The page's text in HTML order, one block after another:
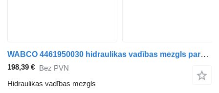
WABCO 4461950030 hidraulikas vadības mezgls paredzēts Solaris Urbino, Alpino, Vacanza (1999-) autobusa
198,39 € Bez PVN
Hidraulikas vadības mezgls